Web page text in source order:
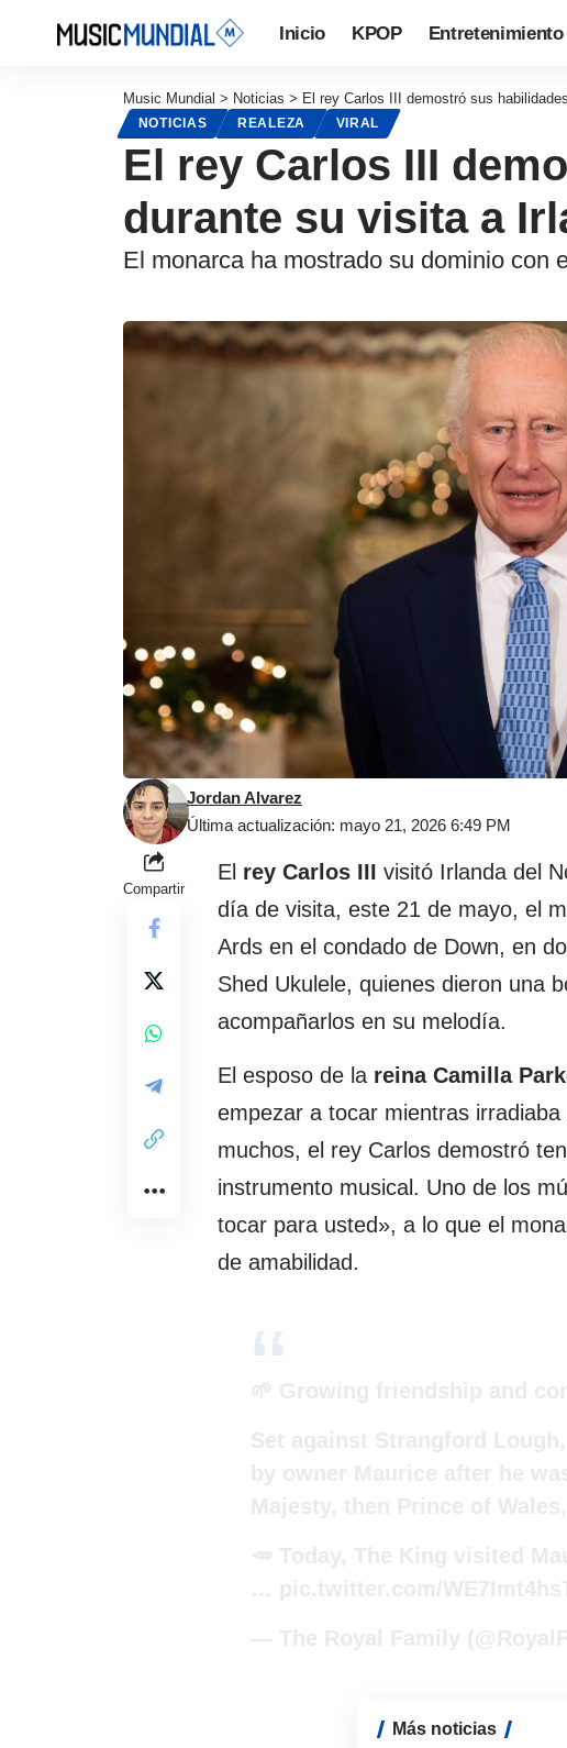
Inicio KPOP Entretenimiento
Music Mundial > Noticias > El rey Carlos III demostró sus
NOTICIAS REALEZA VIRAL
El rey Carlos III
durante su visita a
El monarca ha mostrado su dominio con
Última actualización: mayo 21, 2026 6:49 PM
Jordan Alvarez
Compartir
El rey Carlos III visitó Irlanda del
día de visita, este 21 de mayo, el
Ards en el condado de Down, en
Shed Ukulele, quienes dieron una
acompañarlos en su melodía.
El esposo de la reina Camilla
empezar a tocar mientras
muchos, el rey Carlos demostró
instrumento musical. Uno de los
tocar para usted», a lo que el
de amabilidad.
Más noticias